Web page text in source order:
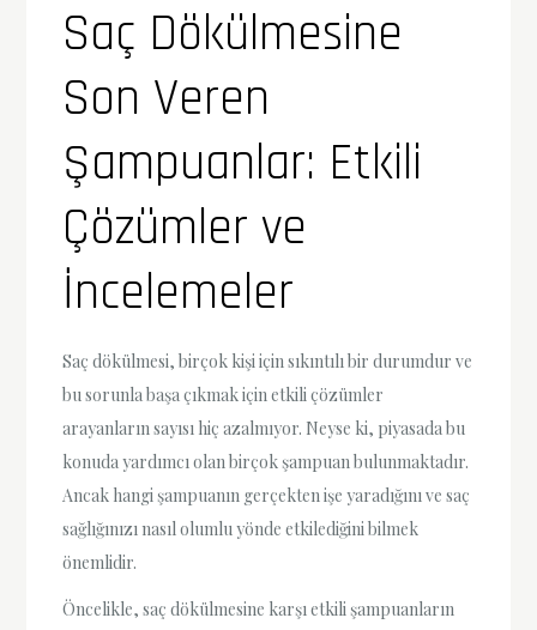
Saç Dökülmesine
Son Veren
Şampuanlar: Etkili
Çözümler ve
İncelemeler
Saç dökülmesi, birçok kişi için sıkıntılı bir durumdur ve
bu sorunla başa çıkmak için etkili çözümler
arayanların sayısı hiç azalmıyor. Neyse ki, piyasada bu
konuda yardımcı olan birçok şampuan bulunmaktadır.
Ancak hangi şampuanın gerçekten işe yaradığını ve saç
sağlığınızı nasıl olumlu yönde etkilediğini bilmek
önemlidir.
Öncelikle, saç dökülmesine karşı etkili şampuanların